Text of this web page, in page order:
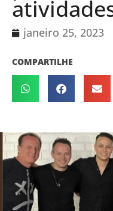
janeiro 25, 2023
COMPARTILHE